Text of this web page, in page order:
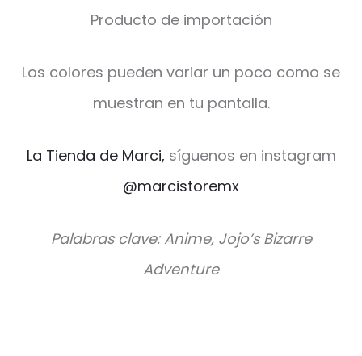
Producto de importación
Los colores pueden variar un poco como se
muestran en tu pantalla.
La Tienda de Marci, síguenos en instagram
@marcistoremx
Palabras clave: Anime, Jojo’s Bizarre
Adventure